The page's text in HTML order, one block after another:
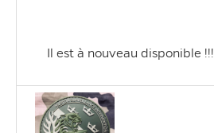
Il est à nouveau disponible !!!